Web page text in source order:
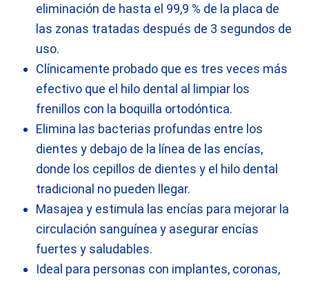
eliminación de hasta el 99,9 % de la placa de
las zonas tratadas después de 3 segundos de
uso.
Clínicamente probado que es tres veces más
efectivo que el hilo dental al limpiar los
frenillos con la boquilla ortodóntica.
Elimina las bacterias profundas entre los
dientes y debajo de la línea de las encías,
donde los cepillos de dientes y el hilo dental
tradicional no pueden llegar.
Masajea y estimula las encías para mejorar la
circulación sanguínea y asegurar encías
fuertes y saludables.
Ideal para personas con implantes, coronas,